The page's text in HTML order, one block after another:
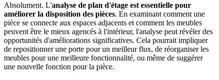
Absolument. L'analyse de plan d'étage est essentielle pour
améliorer la disposition des pièces. En examinant comment une
pièce se connecte aux espaces adjacents et comment les meubles
peuvent être le mieux agencés à l'intérieur, l'analyse peut révéler des
opportunités d'améliorations significatives. Cela pourrait impliquer
de repositionner une porte pour un meilleur flux, de réorganiser les
meubles pour une meilleure fonctionnalité, ou même de suggérer
une nouvelle fonction pour la pièce.